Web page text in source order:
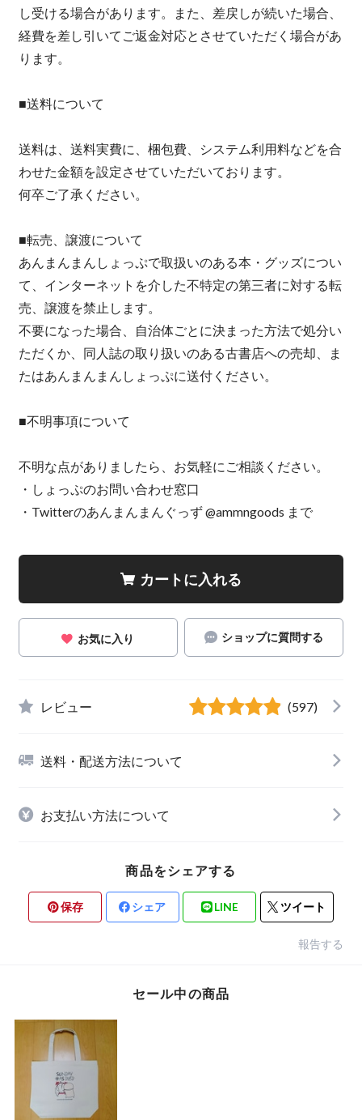
し受ける場合があります。また、差戻しが続いた場合、
経費を差し引いてご返金対応とさせていただく場合があ
ります。
■送料について
送料は、送料実費に、梱包費、システム利用料などを合
わせた金額を設定させていただいております。
何卒ご了承ください。
■転売、譲渡について
あんまんまんしょっぷで取扱いのある本・グッズについ
て、インターネットを介した不特定の第三者に対する転
売、譲渡を禁止します。
不要になった場合、自治体ごとに決まった方法で処分い
ただくか、同人誌の取り扱いのある古書店への売却、ま
たはあんまんまんしょっぷに送付ください。
■不明事項について
不明な点がありましたら、お気軽にご相談ください。
・しょっぷのお問い合わせ窓口
・Twitterのあんまんまんぐっず @ammngoods まで
カートに入れる
お気に入り ショップに質問する
レビュー (597)
送料・配送方法について
お支払い方法について
商品をシェアする
保存 シェア LINE ツイート
報告する
セール中の商品